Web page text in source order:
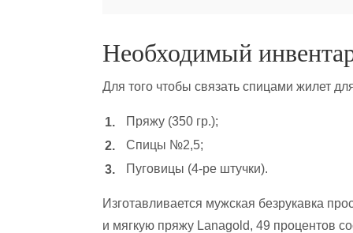
Необходимый
Для того чтобы связать спицами жилет
Пряжу (350 гр.);
Спицы №2,5;
Пуговицы (4-ре штучки).
Изготавливается мужская безрукавка
и мягкую пряжу Lanagold, 49 процентов